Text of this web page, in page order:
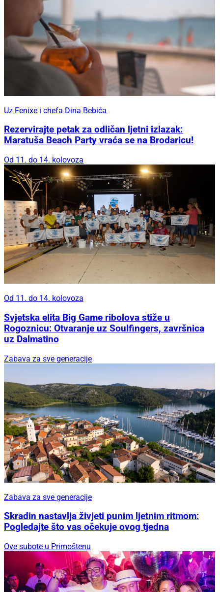
Uz Fenixe i chefa Dina Bebića
Rezervirajte petak za odličan ljetni izlazak:
Maratuša Beach Party vraća se na Brodaricu!
Od 11. do 14. kolovoza
Od 11. do 14. kolovoza
Svjetska elita Big Game ribolova stiže u
Rogoznicu: Otvaranje uz Soulfingers, završnica
uz Dalmatino
Zabava za sve generacije
Zabava za sve generacije
Skradin nastavlja živjeti punim ljetnim ritmom:
Pogledajte što vas očekuje ovog tjedna
Ove subote u Primoštenu